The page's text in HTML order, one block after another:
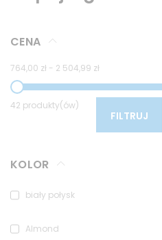
CENA
764,00 zł - 2 504,99 zł
42 produkty(ów)
FILTRUJ
KOLOR
biały połysk
Almond